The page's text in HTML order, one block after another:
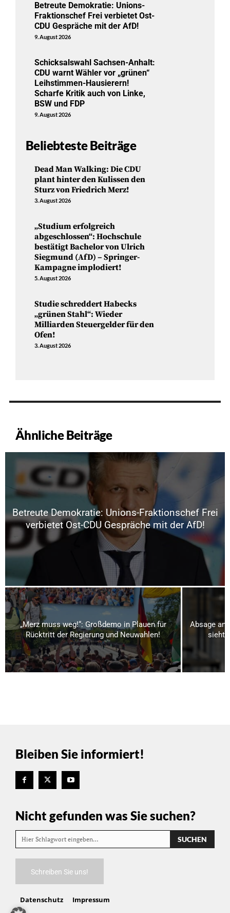
Betreute Demokratie: Unions-
Fraktionschef Frei verbietet Ost-
CDU Gespräche mit der AfD!
9. August 2026
Schicksalswahl Sachsen-Anhalt:
CDU warnt Wähler vor „grünen“
Leihstimmen-Hausierern!
Scharfe Kritik auch von Linke,
BSW und FDP
9. August 2026
Beliebteste Beiträge
Dead Man Walking: Die CDU
plant hinter den Kulissen den
Sturz von Friedrich Merz!
3. August 2026
„Studium erfolgreich
abgeschlossen“: Hochschule
bestätigt Bachelor von Ulrich
Siegmund (AfD) – Springer-
Kampagne implodiert!
5. August 2026
Studie schreddert Habecks
„grünen Stahl“: Wieder
Milliarden Steuergelder für den
Ofen!
3. August 2026
Ähnliche Beiträge
Betreute Demokratie: Unions-Fraktionschef Frei
verbietet Ost-CDU Gespräche mit der AfD!
„Merz muss weg!“: Großdemo in Plauen für
Rücktritt der Regierung und Neuwahlen!
Absage an
sieht
Bleiben Sie informiert!
Nicht gefunden was Sie suchen?
Hier Schlagwort eingeben… SUCHEN
Schreiben Sie uns!
Datenschutz Impressum